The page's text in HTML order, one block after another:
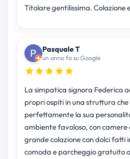
Titolare gentilissima. Colazione
Pasquale T
un anno fa su Google
La simpatica signora Federica
propri ospiti in una struttura che
perfettamente la sua
ambiente favoloso, con camere
grande colazione con dolci fatti
comoda e parcheggio gratuito